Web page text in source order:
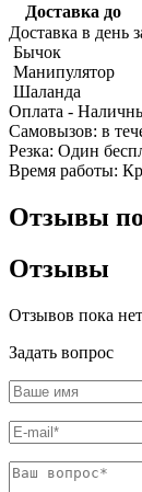
Доставка до
Доставка в день
Бычок
Манипулятор
Шаланда
Оплата -
Cамовызов: в
Резка: Один
Время работы:
Отзывы
Отзывы
Отзывов пока
Задать вопрос